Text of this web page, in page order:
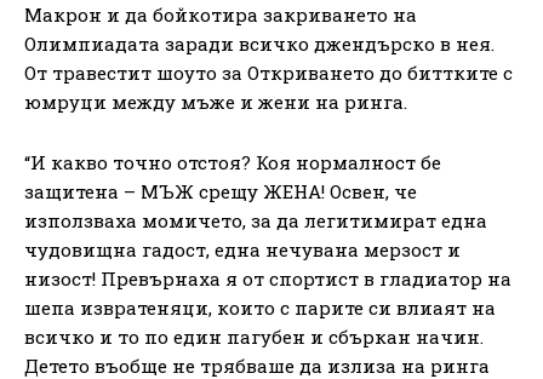
Макрон и да бойкотира закриването на
Олимпиадата заради всичко джендърско в нея.
От травестит шоуто за Откриването до биттките с
юмруци между мъже и жени на ринга.
“И какво точно отстоя? Коя нормалност бе
защитена – МЪЖ срещу ЖЕНА! Освен, че
използваха момичето, за да легитимират една
чудовищна гадост, една нечувана мерзост и
низост! Превърнаха я от спортист в гладиатор на
шепа извратеняци, които с парите си влиаят на
всичко и то по един пагубен и сбъркан начин.
Детето въобще не трябваше да излиза на ринга